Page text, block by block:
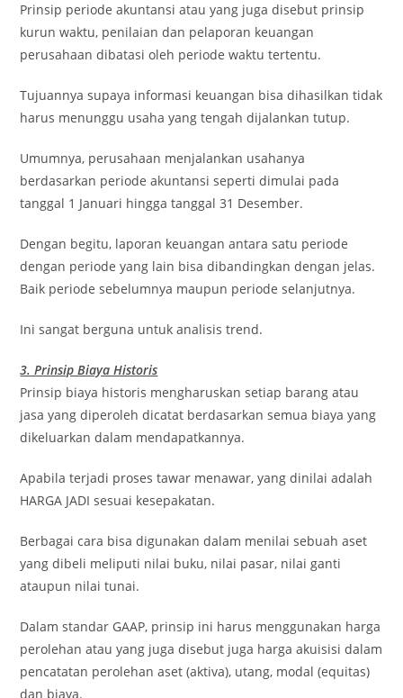
Prinsip periode akuntansi atau yang juga disebut prinsip
kurun waktu, penilaian dan pelaporan keuangan
perusahaan dibatasi oleh periode waktu tertentu.
Tujuannya supaya informasi keuangan bisa dihasilkan tidak
harus menunggu usaha yang tengah dijalankan tutup.
Umumnya, perusahaan menjalankan usahanya
berdasarkan periode akuntansi seperti dimulai pada
tanggal 1 Januari hingga tanggal 31 Desember.
Dengan begitu, laporan keuangan antara satu periode
dengan periode yang lain bisa dibandingkan dengan jelas.
Baik periode sebelumnya maupun periode selanjutnya.
Ini sangat berguna untuk analisis trend.
3. Prinsip Biaya Historis
Prinsip biaya historis mengharuskan setiap barang atau
jasa yang diperoleh dicatat berdasarkan semua biaya yang
dikeluarkan dalam mendapatkannya.
Apabila terjadi proses tawar menawar, yang dinilai adalah
HARGA JADI sesuai kesepakatan.
Berbagai cara bisa digunakan dalam menilai sebuah aset
yang dibeli meliputi nilai buku, nilai pasar, nilai ganti
ataupun nilai tunai.
Dalam standar GAAP, prinsip ini harus menggunakan harga
perolehan atau yang juga disebut juga harga akuisisi dalam
pencatatan perolehan aset (aktiva), utang, modal (equitas)
dan biaya.